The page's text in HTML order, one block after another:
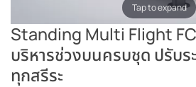
Tap to expand
Standing Multi Flight
บริหารช่วงบนครบชุด ปรับร
ทุกสรีระ